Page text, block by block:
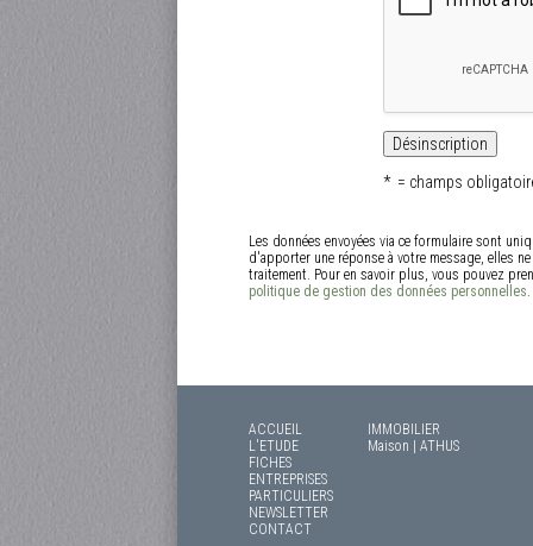
* = champs
Les données envoyées via ce formulaire sont
d'apporter une réponse à votre message, elles
traitement. Pour en savoir plus, vous pouvez
politique de gestion des données personnelles.
ACCUEIL
L'ETUDE
FICHES
ENTREPRISES
PARTICULIERS
NEWSLETTER
CONTACT
IMMOBILIER
Maison | ATHUS